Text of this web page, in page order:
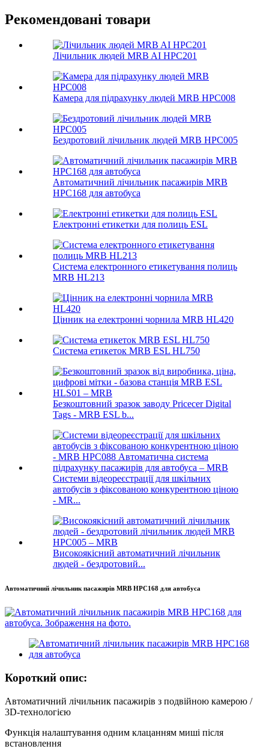
Рекомендовані товари
Лічильник людей MRB AI HPC201
Камера для підрахунку людей MRB HPC008
Бездротовий лічильник людей MRB HPC005
Автоматичний лічильник пасажирів MRB
HPC168 для автобуса
Електронні етикетки для полиць ESL
Система електронного етикетування полиць
MRB HL213
Цінник на електронні чорнила MRB HL420
Система етикеток MRB ESL HL750
Безкоштовний зразок заводу Pricecer Digital
Tags - MRB ESL b...
Системи відеореєстрації для шкільних
автобусів з фіксованою конкурентною ціною
- MR...
Високоякісний автоматичний лічильник
людей - бездротовий...
Автоматичний лічильник пасажирів MRB HPC168 для автобуса
Короткий опис:
Автоматичний лічильник пасажирів з подвійною камерою /
3D-технологією
Функція налаштування одним клацанням миші після
встановлення